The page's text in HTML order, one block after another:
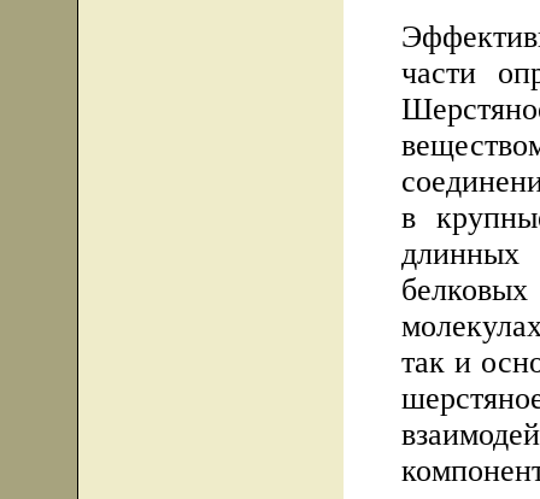
части
в
так и